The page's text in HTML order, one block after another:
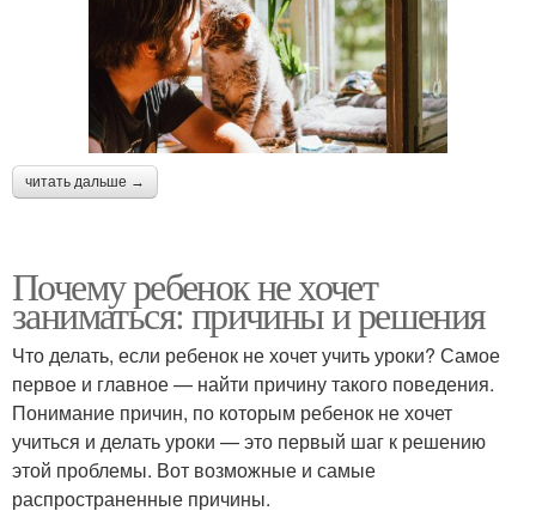
читать дальше →
Почему ребенок не хочет
заниматься: причины и решения
Что делать, если ребенок не хочет учить уроки? Самое
первое и главное — найти причину такого поведения.
Понимание причин, по которым ребенок не хочет
учиться и делать уроки — это первый шаг к решению
этой проблемы. Вот возможные и самые
распространенные причины.